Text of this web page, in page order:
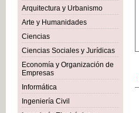
Arquitectura y Urbanismo
Arte y Humanidades
Ciencias
Ciencias Sociales y Jurídicas
Economía y Organización de
Empresas
Informática
Ingeniería Civil